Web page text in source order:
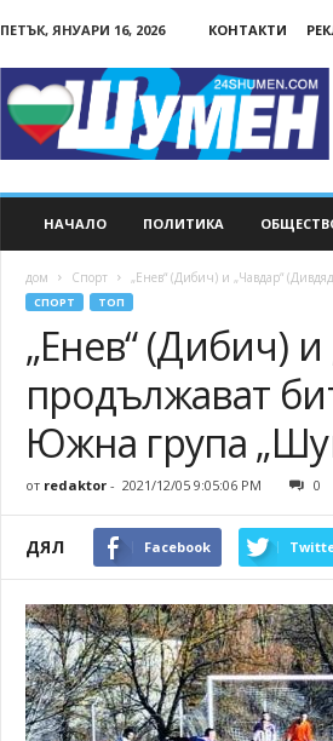
ПЕТЪК, ЯНУАРИ 16, 2026 КОНТАКТИ
НАЧАЛО ПОЛИТИКА
дом Спорт „Енев“ (Дибич) и „Чавдар“
СПОРТ ТОП
„Енев“ (Дибич)
продължават
Южна група
от redaktor- 2021/12/05 9:05:06 PM 0
ДЯЛ Facebook